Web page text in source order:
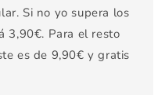
Si no yo supera los
3,90€. Para el resto
es de 9,90€ y gratis